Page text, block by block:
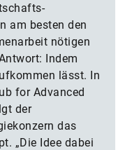
am besten den
nötigen
Indem
lässt. In
for Advanced
der
das
„Die Idee dabei